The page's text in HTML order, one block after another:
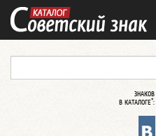
ЗНАКОВ
В КАТАЛОГЕ*: